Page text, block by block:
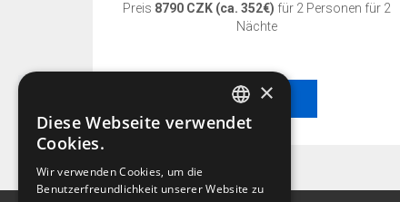
Der beste Preis nur wenn Sie auf diesen Web-
Preis 8790 CZK (ca. 352€) für 2 Personen für 2
Nächte
BESTELLEN
CZECH
GERMAN
×
Diese Webseite verwendet
Cookies.
Wir verwenden Cookies, um die
Benutzerfreundlichkeit unserer Website zu